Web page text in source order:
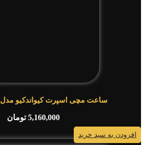
ساعت مچی اسپرت کیواندکیو مدل C213J104Y
5,160,000 تومان
افزودن به سبد خرید